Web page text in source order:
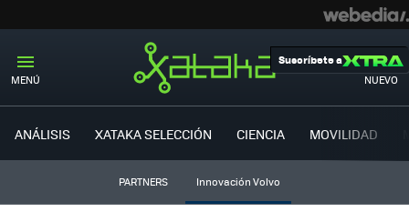
MENÚ NUEVO
Suscríbete a
ANÁLISIS XATAKA SELECCIÓN CIENCIA MOVILIDAD
PARTNERS Innovación Volvo